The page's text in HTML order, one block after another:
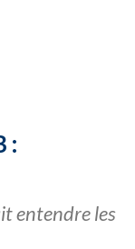
:
entendre les